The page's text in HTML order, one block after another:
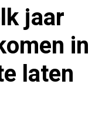
jaar
in
laten